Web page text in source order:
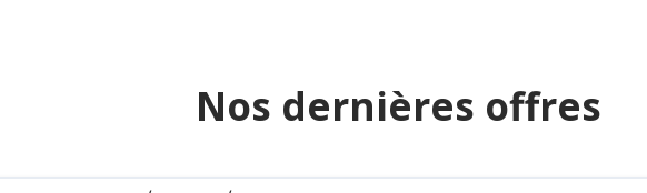
Nos dernières offres